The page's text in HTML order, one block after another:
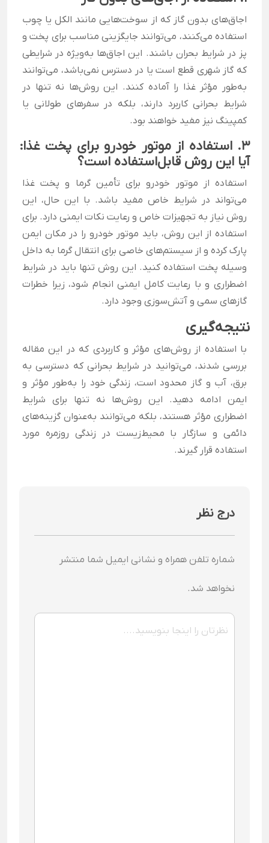
اجاق‌های بدون گاز که از سوخت‌هایی مانند الکل یا چوب
استفاده می‌کنند، می‌توانند جایگزینی مناسب برای پخت و
پز در شرایط بحران باشند. این اجاق‌ها به‌ویژه در شرایطی
که گاز شهری قطع است یا در دسترس نمی‌باشد، می‌توانند
به‌طور مؤثر غذا را آماده کنند. این روش‌ها نه تنها در
شرایط بحرانی کاربرد دارند، بلکه در سفرهای طولانی یا
کمپینگ نیز مفید خواهند بود.
3. استفاده از موتور خودرو برای پخت غذا:
آیا این روش قابل‌استفاده است؟
استفاده از موتور خودرو برای تأمین گرما و پخت غذا
می‌تواند در شرایط خاص مفید باشد. با این حال، این
روش نیاز به تجهیزات خاص و رعایت نکات ایمنی دارد. برای
استفاده از این روش، باید موتور خودرو را در مکان ایمن
پارک کرده و از سیستم‌های خاصی برای انتقال گرما به داخل
وسیله پخت استفاده کنید. این روش تنها باید در شرایط
اضطراری و با رعایت کامل ایمنی انجام شود، زیرا خطرات
گازهای سمی و آتش‌سوزی وجود دارد.
نتیجه‌گیری
با استفاده از روش‌های مؤثر و کاربردی که در این مقاله
بررسی شدند، می‌توانید در شرایط بحرانی که دسترسی به
برق، آب و گاز محدود است، زندگی خود را به‌طور مؤثر و
ایمن ادامه دهید. این روش‌ها نه تنها برای شرایط
اضطراری مؤثر هستند، بلکه می‌توانند به‌عنوان گزینه‌های
دائمی و سازگار با محیط‌زیست در زندگی روزمره مورد
استفاده قرار گیرند.
درج نظر
شماره تلفن همراه و نشانی ایمیل شما منتشر
نخواهد شد.